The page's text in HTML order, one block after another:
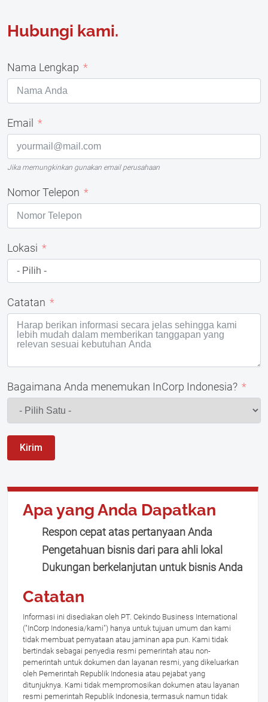
Hubungi kami.
Nama Lengkap
Email
Jika memungkinkan gunakan email perusahaan
Nomor Telepon
Lokasi
Catatan
Bagaimana Anda menemukan InCorp Indonesia?
Kirim
Apa yang Anda Dapatkan
Respon cepat atas pertanyaan Anda
Pengetahuan bisnis dari para ahli lokal
Dukungan berkelanjutan untuk bisnis Anda
Catatan
Informasi ini disediakan oleh PT. Cekindo Business International
("InCorp Indonesia/kami") hanya untuk tujuan umum dan kami
tidak membuat pernyataan atau jaminan apa pun. Kami tidak
bertindak sebagai penyedia resmi pemerintah atau non-
pemerintah untuk dokumen dan layanan resmi, yang dikeluarkan
oleh Pemerintah Republik Indonesia atau pejabat yang
ditunjuknya. Kami tidak mempromosikan dokumen atau layanan
resmi pemerintah Republik Indonesia, termasuk namun tidak